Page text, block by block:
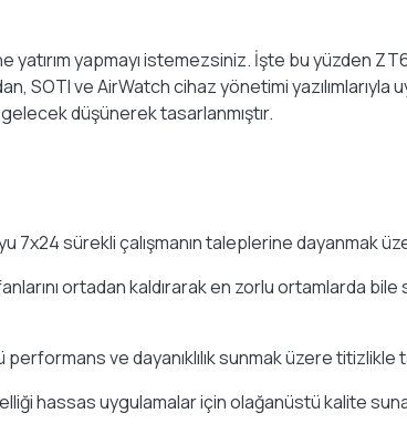
yatırım yapmayı istemezsiniz. İşte bu yüzden
SOTI ve AirWatch cihaz yönetimi
düşünerek tasarlanmıştır.
7x24 sürekli çalışmanın taleplerine dayanmak
ortadan kaldırarak en zorlu ortamlarda
ve dayanıklılık sunmak üzere titizlikle
hassas uygulamalar için olağanüstü kalite